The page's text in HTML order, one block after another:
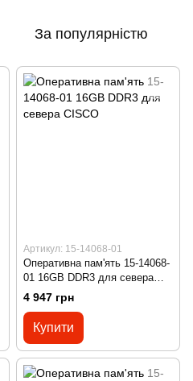
За популярністю
Артикул: 15-14068-01
Оперативна пам'ять 15-14068-
01 16GB DDR3 для севера
CISCO
4 947 грн
Купити